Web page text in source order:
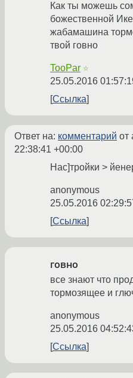
Как ты можешь
божественной
жабамашина
твой говно
TooPar ☆
25.05.2016
Ссылка
Ответ на: комментарий от
22:38:41 +00:00
Нас]тройки >
anonymous
25.05.2016
Ссылка
говно
все знают что
тормозящее и
anonymous
25.05.2016
Ссылка